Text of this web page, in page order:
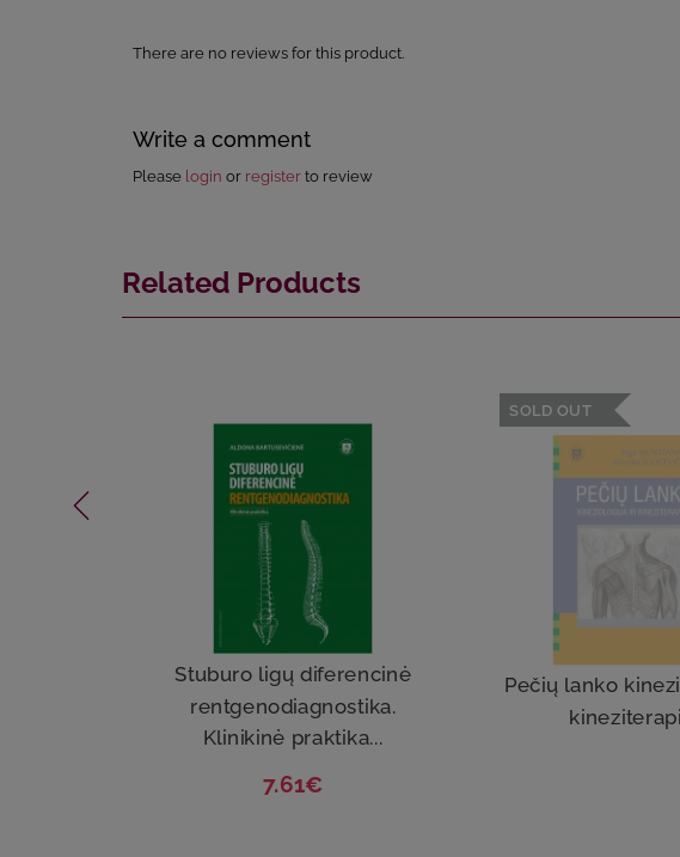
There are no reviews for this product.
Write a comment
Please login or register to review
Related Products
Stuburo ligų diferencinė
rentgenodiagnostika.
Klinikinė praktika...
7.61€
SOLD OUT
Pečių lanko